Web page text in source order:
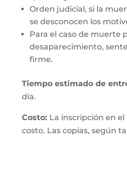
Orden judicial, si la
se desconocen los
Para el caso de muerte
desaparecimiento,
firme.
Tiempo estimado de
día.
Costo: La inscripción en
costo. Las copias, según